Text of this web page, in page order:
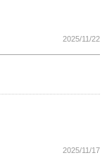
2025/11/22
2025/11/17